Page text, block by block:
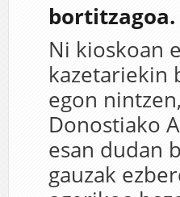
bortitzagoa.
Ni kioskoan
kazetariekin
egon
Donostiako
esan dudan
gauzak